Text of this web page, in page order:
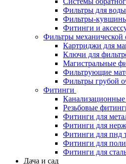
Фильтры для
Фильтры-
Фитинги и
Фильтры механической
Картриджи для
Ключи для
Магистральные
Фильтрующие
Фильтры грубой
Фитинги
Резьбовые
Фитинги для
Фитинги для
Фитинги для пнд
Фитинги для
Фитинги для
Дача и сад